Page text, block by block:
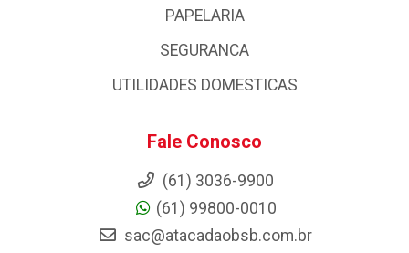
PAPELARIA
SEGURANCA
UTILIDADES DOMESTICAS
Fale Conosco
(61) 3036-9900
(61) 99800-0010
sac@atacadaobsb.com.br